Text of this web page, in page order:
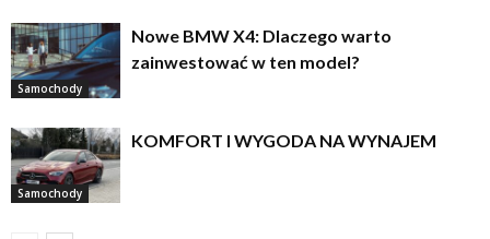
Samochody
Nowe BMW X4: Dlaczego warto
zainwestować w ten model?
Samochody
KOMFORT I WYGODA NA WYNAJEM